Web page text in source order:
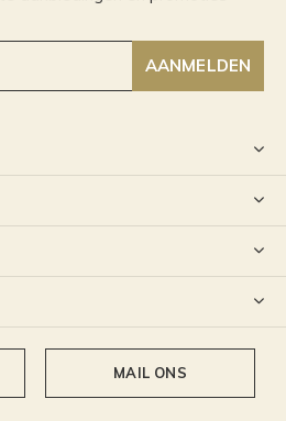
AANMELDEN
MAIL ONS